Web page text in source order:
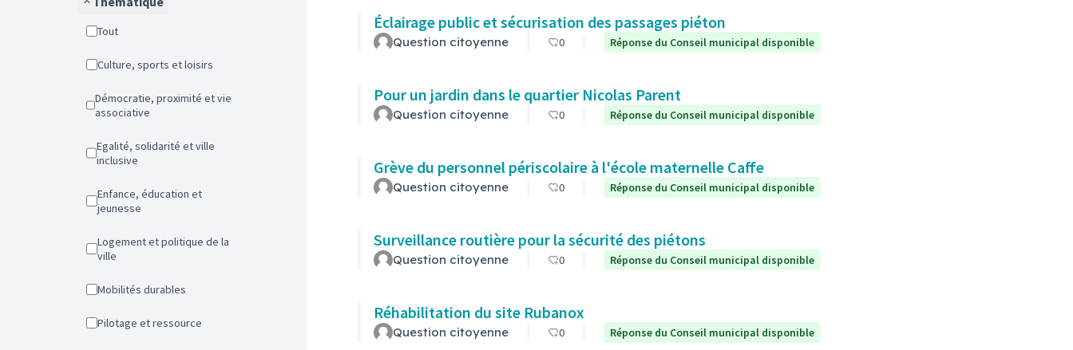
Tout
Culture, sports et loisirs
Démocratie, proximité et vie
associative
Egalité, solidarité et ville
inclusive
Enfance, éducation et
jeunesse
Logement et politique de la
ville
Mobilités durables
Pilotage et ressource
Éclairage public et sécurisation des passages piéton
Question citoyenne 0 Réponse du Conseil municipal disponible
Pour un jardin dans le quartier Nicolas Parent
Question citoyenne 0 Réponse du Conseil municipal disponible
Grève du personnel périscolaire à l'école maternelle Caffe
Question citoyenne 0 Réponse du Conseil municipal disponible
Surveillance routière pour la sécurité des piétons
Question citoyenne 0 Réponse du Conseil municipal disponible
Réhabilitation du site Rubanox
Question citoyenne 0 Réponse du Conseil municipal disponible